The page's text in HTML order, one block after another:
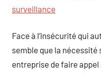
surveillance
Face à l’insécurité qui
semble que la nécessité
entreprise de faire appel